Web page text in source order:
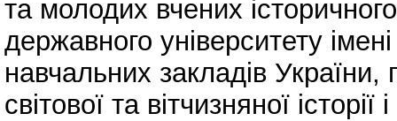
та молодих вчених
державного університету
навчальних закладів
світової та вітчизняної історії